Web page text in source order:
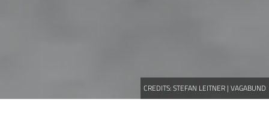
CREDITS:STEFAN LEITNER | VAGABUND